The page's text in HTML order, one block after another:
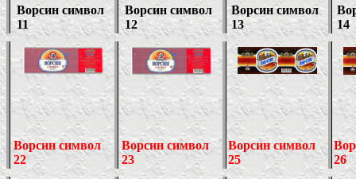
Ворсин символ
11
Ворсин символ
12
Ворсин символ
13
14
Ворсин символ
22
Ворсин символ
23
Ворсин символ
25
26